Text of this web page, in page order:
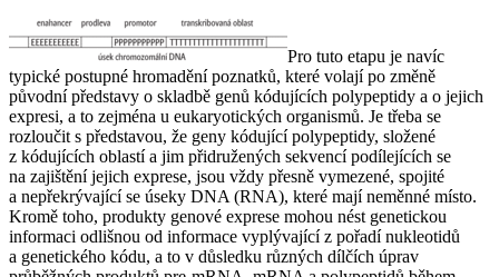
Pro tuto etapu je navíc
typické postupné hromadění poznatků, které volají po změně
původní představy o skladbě genů kódujících polypeptidy a o jejich
expresi, a to zejména u eukaryotických organismů. Je třeba se
rozloučit s představou, že geny kódující polypeptidy, složené
z kódujících oblastí a jim přidružených sekvencí podílejících se
na zajištění jejich exprese, jsou vždy přesně vymezené, spojité
a nepřekrývající se úseky DNA (RNA), které mají neměnné místo.
Kromě toho, produkty genové exprese mohou nést genetickou
informaci odlišnou od informace vyplývající z pořadí nukleotidů
a genetického kódu, a to v důsledku různých dílčích úprav